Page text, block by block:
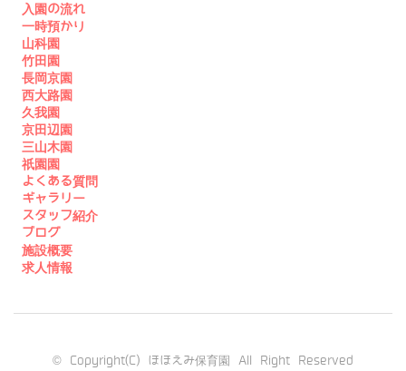
入園の流れ
一時預かり
山科園
竹田園
長岡京園
西大路園
久我園
京田辺園
三山木園
祇園園
よくある質問
ギャラリー
スタッフ紹介
ブログ
施設概要
求人情報
© Copyright(C) ほほえみ保育園 All Right Reserved